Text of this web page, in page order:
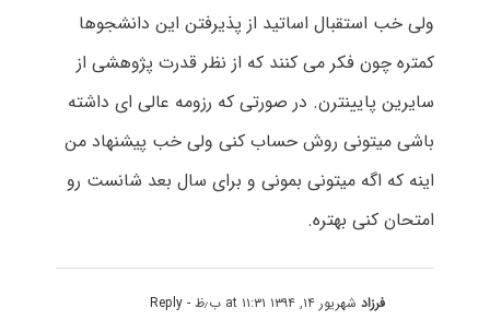
ولی خب استقبال اساتید از پذیرفتن این دانشجوها
کمتره چون فکر می کنند که از نظر قدرت پژوهشی از
سایرین پایینترن. در صورتی که رزومه عالی ای داشته
باشی میتونی روش حساب کنی ولی خب پیشنهاد من
اینه که اگه میتونی بمونی و برای سال بعد شانست رو
امتحان کنی بهتره.
فرزادشهریور ۱۴, ۱۳۹۴ at ۱۱:۳۱ ب٫ظ - Reply